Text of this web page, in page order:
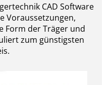
CAD Software
Voraussetzungen,
Form der Träger und
zum günstigsten